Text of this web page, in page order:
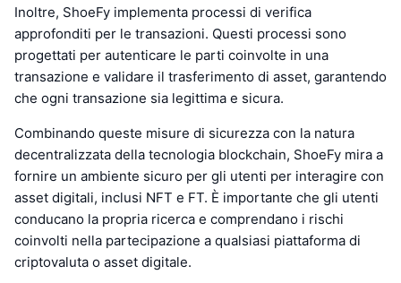
Inoltre, ShoeFy implementa processi di verifica
approfonditi per le transazioni. Questi processi sono
progettati per autenticare le parti coinvolte in una
transazione e validare il trasferimento di asset, garantendo
che ogni transazione sia legittima e sicura.
Combinando queste misure di sicurezza con la natura
decentralizzata della tecnologia blockchain, ShoeFy mira a
fornire un ambiente sicuro per gli utenti per interagire con
asset digitali, inclusi NFT e FT. È importante che gli utenti
conducano la propria ricerca e comprendano i rischi
coinvolti nella partecipazione a qualsiasi piattaforma di
criptovaluta o asset digitale.